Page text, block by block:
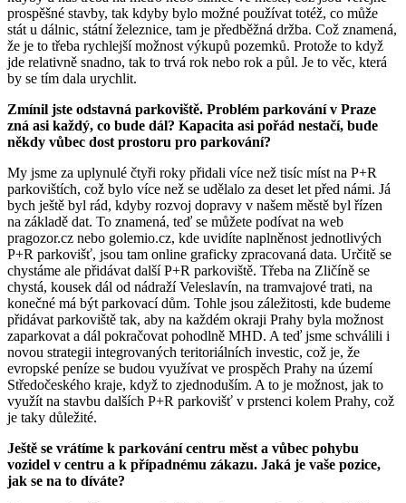
prospěšné stavby, tak kdyby bylo možné používat totéž, co může
stát u dálnic, státní železnice, tam je předběžná držba. Což znamená,
že je to třeba rychlejší možnost výkupů pozemků. Protože to když
jde relativně snadno, tak to trvá rok nebo rok a půl. Je to věc, která
by se tím dala urychlit.
Zmínil jste odstavná parkoviště. Problém parkování v Praze
zná asi každý, co bude dál? Kapacita asi pořád nestačí, bude
někdy vůbec dost prostoru pro parkování?
My jsme za uplynulé čtyři roky přidali více než tisíc míst na P+R
parkovištích, což bylo více než se udělalo za deset let před námi. Já
bych ještě byl rád, kdyby rozvoj dopravy v našem městě byl řízen
na základě dat. To znamená, teď se můžete podívat na web
pragozor.cz nebo golemio.cz, kde uvidíte naplněnost jednotlivých
P+R parkovišť, jsou tam online graficky zpracovaná data. Určitě se
chystáme ale přidávat další P+R parkoviště. Třeba na Zličíně se
chystá, kousek dál od nádraží Veleslavín, na tramvajové trati, na
konečné má být parkovací dům. Tohle jsou záležitosti, kde budeme
přidávat parkoviště tak, aby na každém okraji Prahy byla možnost
zaparkovat a dál pokračovat pohodlně MHD. A teď jsme schválili i
novou strategii integrovaných teritoriálních investic, což je, že
evropské peníze se budou využívat ve prospěch Prahy na území
Středočeského kraje, když to zjednoduším. A to je možnost, jak to
využít na stavbu dalších P+R parkovišť v prstenci kolem Prahy, což
je taky důležité.
Ještě se vrátíme k parkování centru měst a vůbec pohybu
vozidel v centru a k případnému zákazu. Jaká je vaše pozice,
jak se na to díváte?